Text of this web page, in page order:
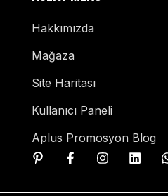
Hakkımızda
Mağaza
Site Haritası
Kullanıcı Paneli
Aplus Promosyon Blog